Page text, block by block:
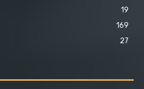
19
169
27